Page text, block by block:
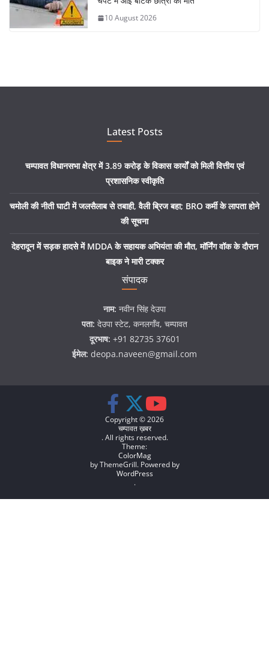
10 August 2026
Latest Posts
चम्पावत विधानसभा क्षेत्र में 3.89 करोड़ के विकास कार्यों को मिली वित्तीय एवं
प्रशासनिक स्वीकृति
चमोली की नीती घाटी में जलसैलाब से तबाही, वैली ब्रिज बहा; BRO कर्मी के लापता होने
की सूचना
देहरादून में सड़क हादसे में MDDA के सहायक अभियंता की मौत, मॉर्निंग वॉक के दौरान
बाइक ने मारी टक्कर
संपादक
नाम: नवीन सिंह देउपा
पता: देउपा स्टेट, कनलगाँव, चम्पावत
दूरभाष: +91 82735 37601
ईमेल: deopa.naveen@gmail.com
Copyright © 2026
चम्पावत ख़बर
. All rights reserved.
Theme:
ColorMag
by ThemeGrill. Powered by
WordPress
.